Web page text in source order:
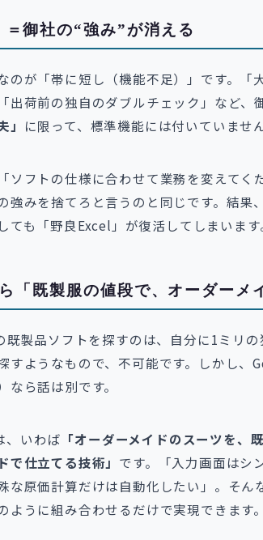
＝御社の“強み”が消える
のが「帯に短し（機能不足）」です。「
出荷前の独自のダブルチェック」など、
」 に限って、標準機能には付いていません
ソフトの仕様に合わせて業務を変えてく
強みを捨てろと言うのと同じです。結果
ても「野良Excel」が復活してしまいます
「既製服の値段で、オーダーメ
既製品ソフトを探すのは、自分に1ミリ
すようなもので、不可能です。しかし、
なら話は別です。
いわば 「オーダーメイドのスーツを、
で仕立てる技術」 です。「入力画面はシ
な原価計算だけは自動化したい」。そん
ように組み合わせるだけで実現できます。